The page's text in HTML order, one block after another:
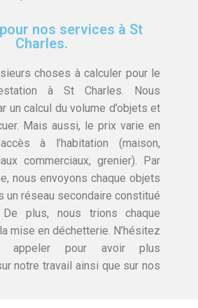
nos services à St
Charles.
choses à calculer pour le
à St Charles. Nous
un calcul du volume d’objets et
Mais aussi, le prix varie en
à l’habitation (maison,
commerciaux, grenier). Par
nous envoyons chaque objets
un réseau secondaire constitué
De plus, nous trions chaque
mise en déchetterie. N’hésitez
pour avoir plus
notre travail ainsi que sur nos